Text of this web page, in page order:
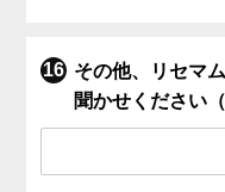
その他、リセマ
聞かせください